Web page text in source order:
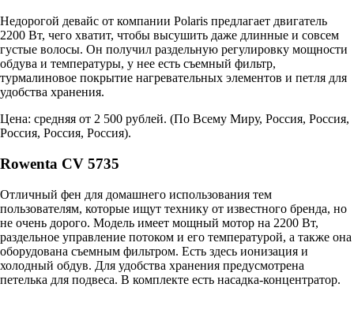
Недорогой девайс от компании Polaris предлагает двигатель
2200 Вт, чего хватит, чтобы высушить даже длинные и совсем
густые волосы. Он получил раздельную регулировку мощности
обдува и температуры, у нее есть съемный фильтр,
турмалиновое покрытие нагревательных элементов и петля для
удобства хранения.
Цена: средняя от 2 500 рублей. (По Всему Миру, Россия, Россия,
Россия, Россия, Россия).
Rowenta CV 5735
Отличный фен для домашнего использования тем
пользователям, которые ищут технику от известного бренда, но
не очень дорого. Модель имеет мощный мотор на 2200 Вт,
раздельное управление потоком и его температурой, а также она
оборудована съемным фильтром. Есть здесь ионизация и
холодный обдув. Для удобства хранения предусмотрена
петелька для подвеса. В комплекте есть насадка-концентратор.